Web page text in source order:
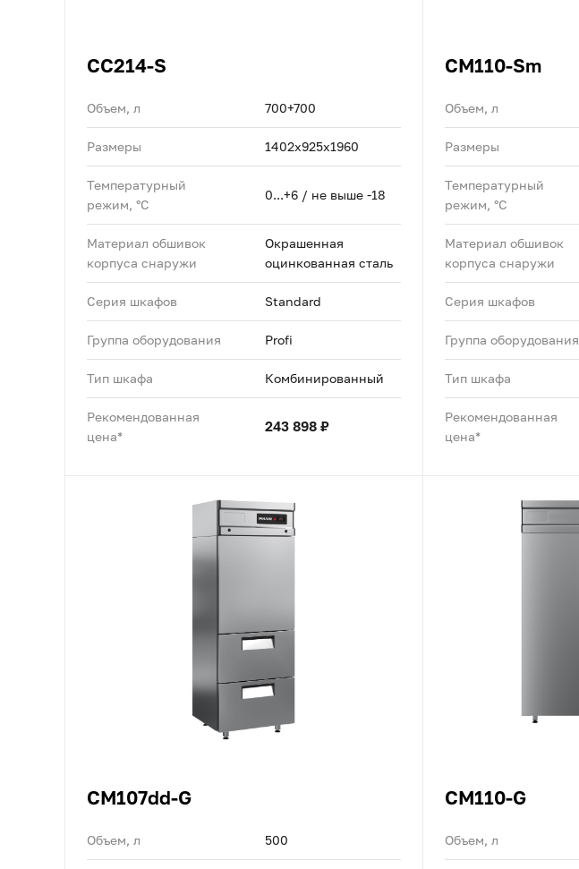
CC214-S
Объем, л 700+700
Размеры 1402x925x1960
Температурный
режим, °C
0...+6 / не выше -18
Материал обшивок
корпуса снаружи
Окрашенная
оцинкованная сталь
Серия шкафов Standard
Группа оборудования Profi
Тип шкафа Комбинированный
Рекомендованная
цена*
243 898 ₽
CM110-Sm
Объем, л
Размеры
Температурный
режим, °C
Материал обшивок
корпуса снаружи
Серия шкафов
Группа оборудования
Тип шкафа
Рекомендованная
цена*
CM107dd-G
Объем, л 500
CM110-G
Объем, л